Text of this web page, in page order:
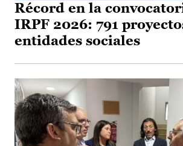
Récord en la
IRPF 2026: 791
entidades sociales